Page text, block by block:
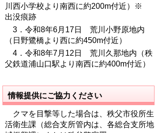
川西小学校より南西に約200m付近）※
出没痕跡
3．令和8年6月17日 荒川小野原地内
（日野鷺橋より西に約450m付近）
4．令和8年7月12日 荒川久那地内（秩
父鉄道浦山口駅より南西に約400m付近）
情報提供にご協力ください
クマを目撃等した場合は、秩父市役所生
活衛生課（総合支所管内は、各総合支所地